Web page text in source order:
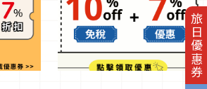
旅日優惠券